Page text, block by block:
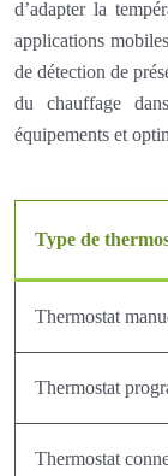
d’adapter la
applications
de détection de
du chauffage
équipements et
Type de
Thermostat
Thermostat
Thermostat